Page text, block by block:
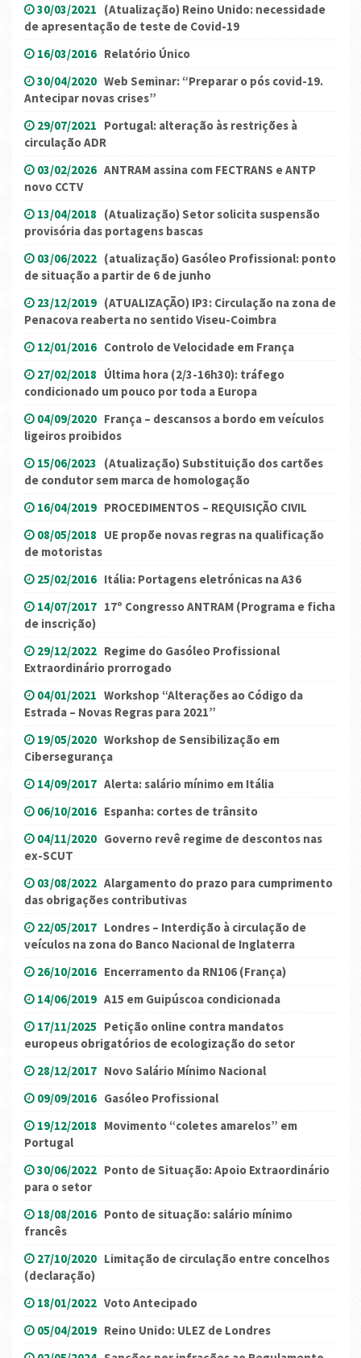
30/03/2021 (Atualização) Reino Unido: necessidade
de apresentação de teste de Covid-19
16/03/2016 Relatório Único
30/04/2020 Web Seminar: “Preparar o pós covid-19.
Antecipar novas crises”
29/07/2021 Portugal: alteração às restrições à
circulação ADR
03/02/2026 ANTRAM assina com FECTRANS e ANTP
novo CCTV
13/04/2018 (Atualização) Setor solicita suspensão
provisória das portagens bascas
03/06/2022 (atualização) Gasóleo Profissional: ponto
de situação a partir de 6 de junho
23/12/2019 (ATUALIZAÇÃO) IP3: Circulação na zona de
Penacova reaberta no sentido Viseu-Coimbra
12/01/2016 Controlo de Velocidade em França
27/02/2018 Última hora (2/3-16h30): tráfego
condicionado um pouco por toda a Europa
04/09/2020 França – descansos a bordo em veículos
ligeiros proibidos
15/06/2023 (Atualização) Substituição dos cartões
de condutor sem marca de homologação
16/04/2019 PROCEDIMENTOS – REQUISIÇÃO CIVIL
08/05/2018 UE propõe novas regras na qualificação
de motoristas
25/02/2016 Itália: Portagens eletrónicas na A36
14/07/2017 17º Congresso ANTRAM (Programa e ficha
de inscrição)
29/12/2022 Regime do Gasóleo Profissional
Extraordinário prorrogado
04/01/2021 Workshop “Alterações ao Código da
Estrada – Novas Regras para 2021”
19/05/2020 Workshop de Sensibilização em
Cibersegurança
14/09/2017 Alerta: salário mínimo em Itália
06/10/2016 Espanha: cortes de trânsito
04/11/2020 Governo revê regime de descontos nas
ex-SCUT
03/08/2022 Alargamento do prazo para cumprimento
das obrigações contributivas
22/05/2017 Londres – Interdição à circulação de
veículos na zona do Banco Nacional de Inglaterra
26/10/2016 Encerramento da RN106 (França)
14/06/2019 A15 em Guipúscoa condicionada
17/11/2025 Petição online contra mandatos
europeus obrigatórios de ecologização do setor
28/12/2017 Novo Salário Mínimo Nacional
09/09/2016 Gasóleo Profissional
19/12/2018 Movimento “coletes amarelos” em
Portugal
30/06/2022 Ponto de Situação: Apoio Extraordinário
para o setor
18/08/2016 Ponto de situação: salário mínimo
francês
27/10/2020 Limitação de circulação entre concelhos
(declaração)
18/01/2022 Voto Antecipado
05/04/2019 Reino Unido: ULEZ de Londres